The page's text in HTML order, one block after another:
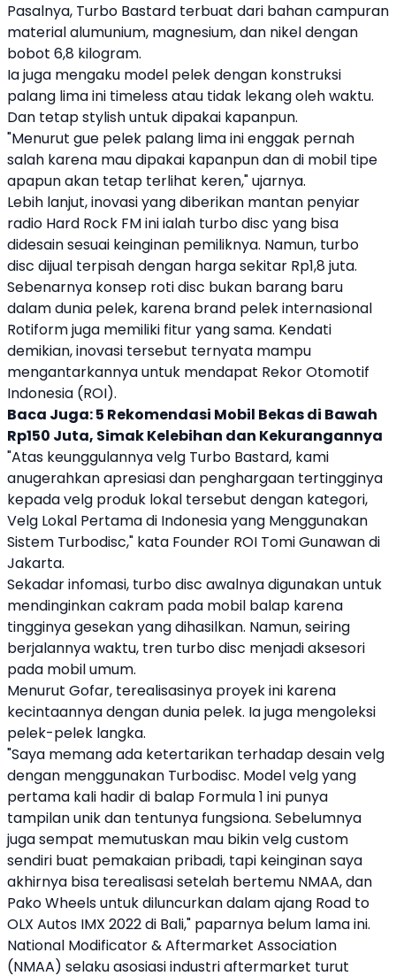
Pasalnya, Turbo Bastard terbuat dari bahan campuran
material alumunium, magnesium, dan nikel dengan
bobot 6,8 kilogram.
Ia juga mengaku model pelek dengan konstruksi
palang lima ini timeless atau tidak lekang oleh waktu.
Dan tetap stylish untuk dipakai kapanpun.
"Menurut gue pelek palang lima ini enggak pernah
salah karena mau dipakai kapanpun dan di mobil tipe
apapun akan tetap terlihat keren," ujarnya.
Lebih lanjut, inovasi yang diberikan mantan penyiar
radio Hard Rock FM ini ialah turbo disc yang bisa
didesain sesuai keinginan pemiliknya. Namun, turbo
disc dijual terpisah dengan harga sekitar Rp1,8 juta.
Sebenarnya konsep roti disc bukan barang baru
dalam dunia pelek, karena brand pelek internasional
Rotiform juga memiliki fitur yang sama. Kendati
demikian, inovasi tersebut ternyata mampu
mengantarkannya untuk mendapat Rekor Otomotif
Indonesia (ROI).
Baca Juga:5 Rekomendasi Mobil Bekas di Bawah
Rp150 Juta, Simak Kelebihan dan Kekurangannya
"Atas keunggulannya velg Turbo Bastard, kami
anugerahkan apresiasi dan penghargaan tertingginya
kepada velg produk lokal tersebut dengan kategori,
Velg Lokal Pertama di Indonesia yang Menggunakan
Sistem Turbodisc," kata Founder ROI Tomi Gunawan di
Jakarta.
Sekadar infomasi, turbo disc awalnya digunakan untuk
mendinginkan cakram pada mobil balap karena
tingginya gesekan yang dihasilkan. Namun, seiring
berjalannya waktu, tren turbo disc menjadi aksesori
pada mobil umum.
Menurut Gofar, terealisasinya proyek ini karena
kecintaannya dengan dunia pelek. Ia juga mengoleksi
pelek-pelek langka.
"Saya memang ada ketertarikan terhadap desain velg
dengan menggunakan Turbodisc. Model velg yang
pertama kali hadir di balap Formula 1 ini punya
tampilan unik dan tentunya fungsiona. Sebelumnya
juga sempat memutuskan mau bikin velg custom
sendiri buat pemakaian pribadi, tapi keinginan saya
akhirnya bisa terealisasi setelah bertemu NMAA, dan
Pako Wheels untuk diluncurkan dalam ajang Road to
OLX Autos IMX 2022 di Bali," paparnya belum lama ini.
National Modificator & Aftermarket Association
(NMAA) selaku asosiasi industri aftermarket turut